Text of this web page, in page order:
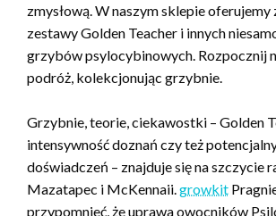
zmysłową. W naszym sklepie
zestawy Golden Teacher i innych
grzybów psylocybinowych. Rozpocznij
podróż, kolekcjonując grzybnie.
Grzybnie, teorie, ciekawostki – Golden
intensywność doznań czy też
doświadczeń – znajduje się na szczycie
Mazatapec i McKennaii. growkit
przypomnieć, że uprawa owocników